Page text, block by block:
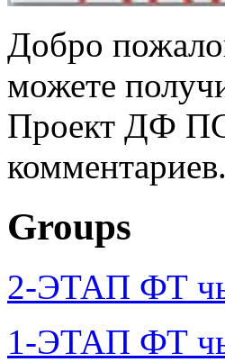
Добро
можете
Проект ДФ
комментариев.
Groups
2-ЭТАП ФТ
1-ЭТАП ФТ